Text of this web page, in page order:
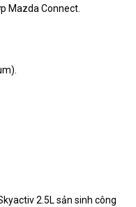
Mazda Connect.
2.5L sản sinh công